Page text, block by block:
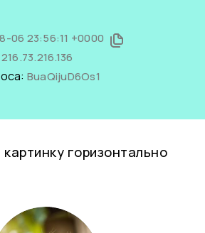
06 23:56:11 +0000
216.73.216.136
BuaQijuD6Os1
горизонтально